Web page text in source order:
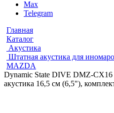
Max
Telegram
Главная
Каталог
Акустика
Штатная акустика для
MAZDA
Dynamic State DIVE DMZ-CX16
акустика 16,5 см (6,5"),